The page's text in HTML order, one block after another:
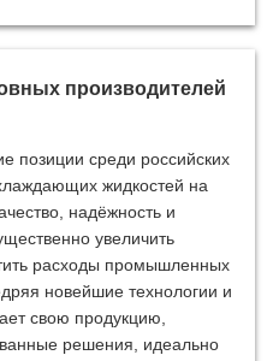
производителей
позиции среди российских
жидкостей на
надёжность и
увеличить
расходы промышленных
новейшие технологии и
свою продукцию,
решения, идеально